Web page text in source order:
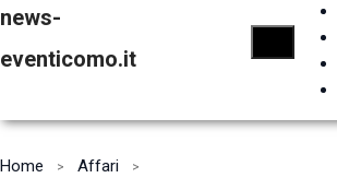
news-
eventicomo.it
Home
Affari